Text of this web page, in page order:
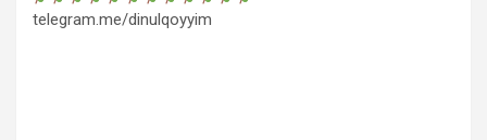
telegram.me/dinulqoyyim